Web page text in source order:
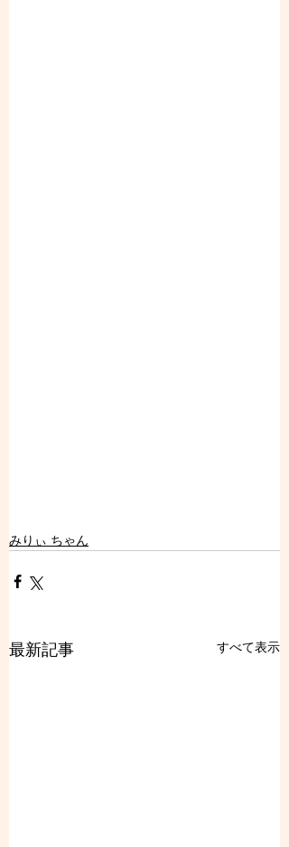
みりぃ ちゃん
最新記事 すべて表示